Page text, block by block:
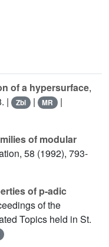
of a hypersurface,
|
Zbl | MR |
of modular
58 (1992), 793-
of p-adic
of the
Topics held in St.